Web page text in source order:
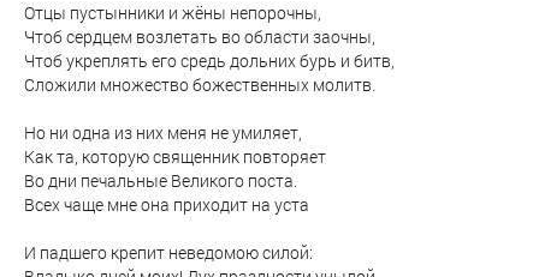
Отцы пустынники и жёны непорочны,
Чтоб сердцем возлетать во области заочны,
Чтоб укреплять его средь дольних бурь и битв,
Сложили множество божественных молитв.
Но ни одна из них меня не умиляет,
Как та, которую священник повторяет
Во дни печальные Великого поста.
Всех чаще мне она приходит на уста
И падшего крепит неведомою силой: